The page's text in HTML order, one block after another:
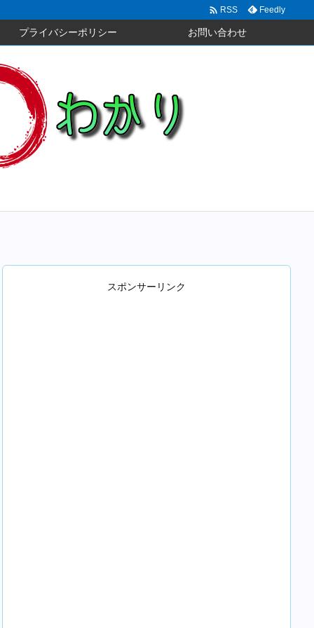
プライバシーポリシー お問い合わせ
 RSS Feedly
スポンサーリンク